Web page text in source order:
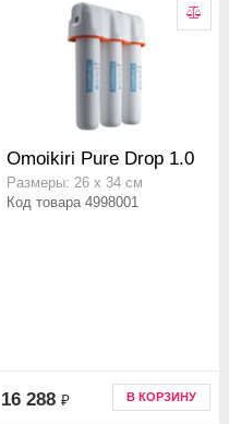
Omoikiri Pure Drop 1.0
Размеры: 26 х 34 см
Код товара 4998001
16 288 ₽ В КОРЗИНУ